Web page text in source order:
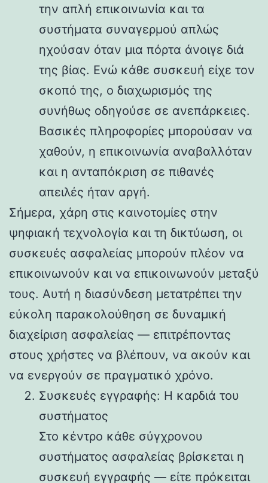
την απλή επικοινωνία και τα
συστήματα συναγερμού απλώς
ηχούσαν όταν μια πόρτα άνοιγε διά
της βίας. Ενώ κάθε συσκευή είχε τον
σκοπό της, ο διαχωρισμός της
συνήθως οδηγούσε σε ανεπάρκειες.
Βασικές πληροφορίες μπορούσαν να
χαθούν, η επικοινωνία αναβαλλόταν
και η ανταπόκριση σε πιθανές
απειλές ήταν αργή.
Σήμερα, χάρη στις καινοτομίες στην
ψηφιακή τεχνολογία και τη δικτύωση, οι
συσκευές ασφαλείας μπορούν πλέον να
επικοινωνούν και να επικοινωνούν μεταξύ
τους. Αυτή η διασύνδεση μετατρέπει την
εύκολη παρακολούθηση σε δυναμική
διαχείριση ασφαλείας — επιτρέποντας
στους χρήστες να βλέπουν, να ακούν και
να ενεργούν σε πραγματικό χρόνο.
Συσκευές εγγραφής: Η καρδιά του
συστήματος
Στο κέντρο κάθε σύγχρονου
συστήματος ασφαλείας βρίσκεται η
συσκευή εγγραφής — είτε πρόκειται